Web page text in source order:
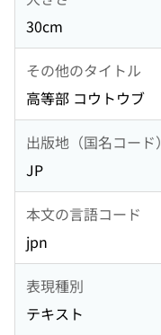
30cm
その他のタイトル
高等部 コウトウブ
出版地（国名コード）
JP
本文の言語コード
jpn
表現種別
テキスト